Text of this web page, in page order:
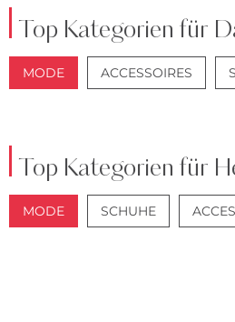
Top Kategorien für
MODE ACCESSOIRES
Top Kategorien für
MODE SCHUHE